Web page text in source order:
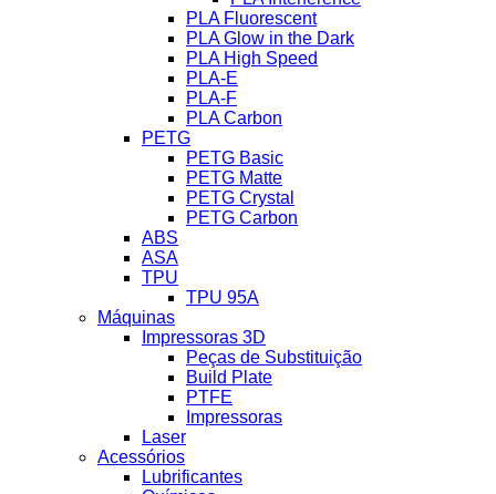
PLA Fluorescent
PLA Glow in the Dark
PLA High Speed
PLA-E
PLA-F
PLA Carbon
PETG
PETG Basic
PETG Matte
PETG Crystal
PETG Carbon
ABS
ASA
TPU
TPU 95A
Máquinas
Impressoras 3D
Peças de Substituição
Build Plate
PTFE
Impressoras
Laser
Acessórios
Lubrificantes